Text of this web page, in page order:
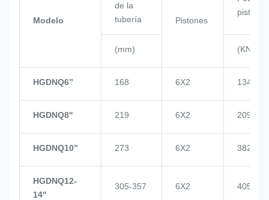
Modelo
de la
tubería
Pistones
pistón
(mm) (KN)
HGDNQ6’’ 168 6X2 134
HGDNQ8'' 219 6X2 209
HGDNQ10’’ 273 6X2 382
HGDNQ12-
14''
305-357 6X2 405